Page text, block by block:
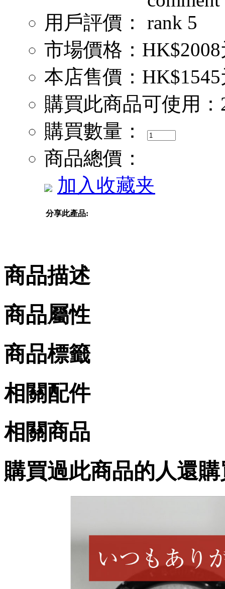
用戶評價：
市場價格：
本店售價：
購買此商品可使用：
購買數量：
商品總價：
加入收藏夹
分享此產品:
商品描述
商品屬性
商品標籤
相關配件
相關商品
購買過此商品的人還